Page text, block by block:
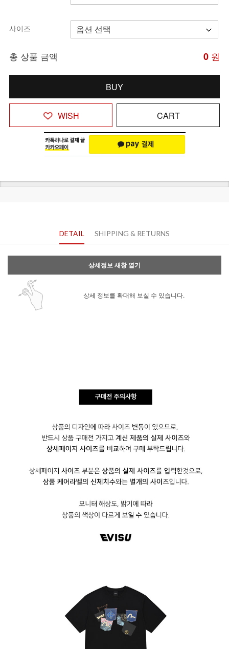
사이즈
총 상품 금액 0 원
BUY
WISH CART
DETAIL SHIPPING & RETURNS
상세정보 새창 열기
상세 정보를 확대해 보실 수 있습니다.